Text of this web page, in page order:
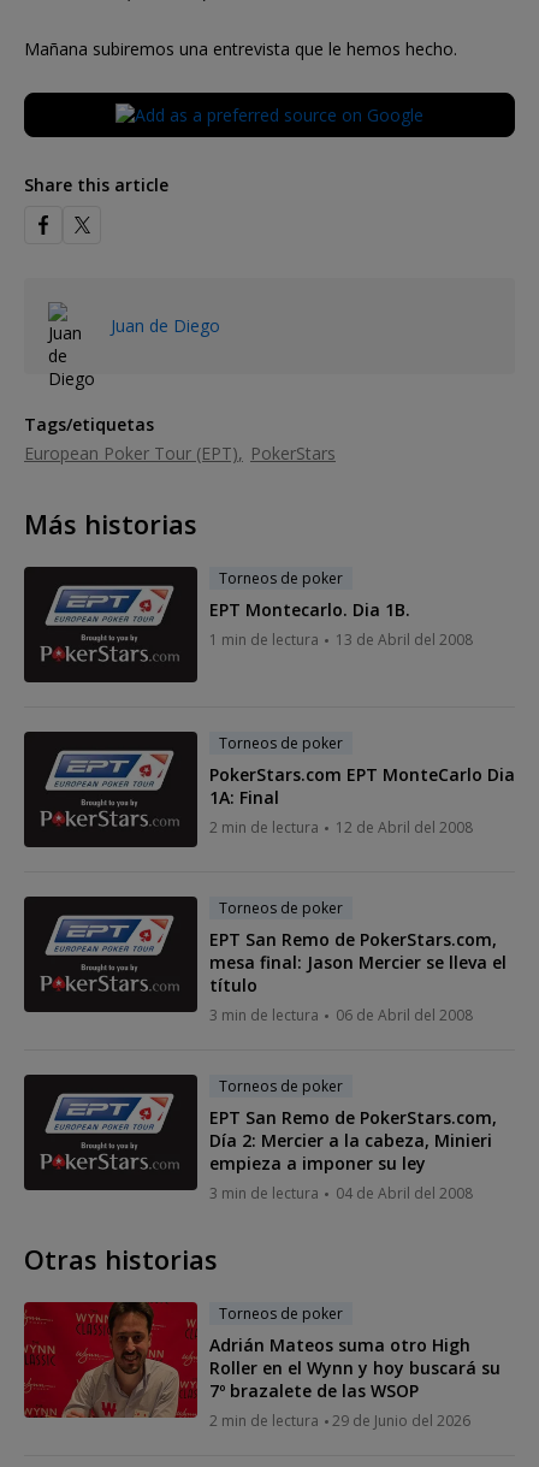
Mañana subiremos una entrevista que le hemos hecho.
Share this article
Juan de Diego
Tags/etiquetas
European Poker Tour (EPT)
PokerStars
Más historias
Torneos de poker
EPT Montecarlo. Dia 1B.
1 min de lectura 13 de Abril del 2008
Torneos de poker
PokerStars.com EPT MonteCarlo Dia
1A: Final
2 min de lectura 12 de Abril del 2008
Torneos de poker
EPT San Remo de PokerStars.com,
mesa final: Jason Mercier se lleva el
título
3 min de lectura 06 de Abril del 2008
Torneos de poker
EPT San Remo de PokerStars.com,
Día 2: Mercier a la cabeza, Minieri
empieza a imponer su ley
3 min de lectura 04 de Abril del 2008
Otras historias
Torneos de poker
Adrián Mateos suma otro High
Roller en el Wynn y hoy buscará su
7º brazalete de las WSOP
2 min de lectura 29 de Junio del 2026